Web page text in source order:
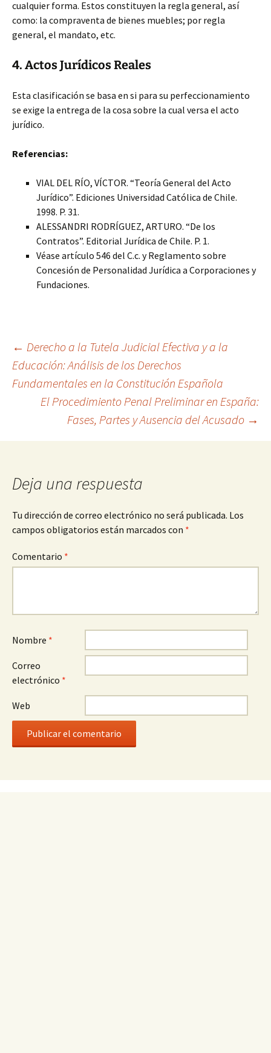
cualquier forma. Estos constituyen la regla general, así
como: la compraventa de bienes muebles; por regla
general, el mandato, etc.
4. Actos Jurídicos Reales
Esta clasificación se basa en si para su perfeccionamiento
se exige la entrega de la cosa sobre la cual versa el acto
jurídico.
Referencias:
VIAL DEL RÍO, VÍCTOR. “Teoría General del Acto
Jurídico”. Ediciones Universidad Católica de Chile.
1998. P. 31.
ALESSANDRI RODRÍGUEZ, ARTURO. “De los
Contratos”. Editorial Jurídica de Chile. P. 1.
Véase artículo 546 del C.c. y Reglamento sobre
Concesión de Personalidad Jurídica a Corporaciones y
Fundaciones.
Navegación
de
entradas
← Derecho a la Tutela Judicial Efectiva y a la
Educación: Análisis de los Derechos
Fundamentales en la Constitución Española
El Procedimiento Penal Preliminar en España:
Fases, Partes y Ausencia del Acusado →
Deja una respuesta
Tu dirección de correo electrónico no será publicada. Los
campos obligatorios están marcados con *
Comentario *
Nombre *
Correo
electrónico *
Web